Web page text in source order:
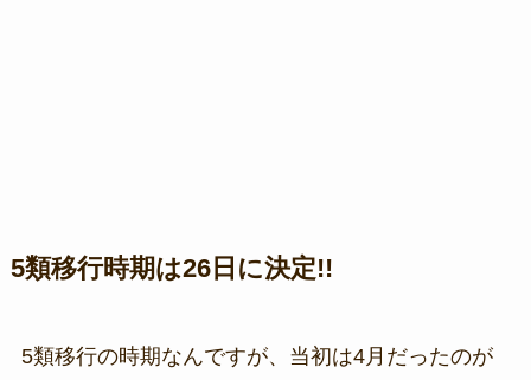
5類移行時期は26日に決定!!
5類移行の時期なんですが、当初は4月だったのが